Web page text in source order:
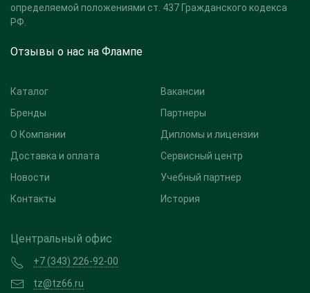
определяемой положениями ст. 437 Гражданского кодекса
РФ.
Отзывы о нас на Флампе
Каталог
Бренды
О Компании
Доставка и оплата
Новости
Контакты
Вакансии
Партнеры
Дипломы и лицензии
Сервисный центр
Учебный партнер
История
Центральный офис
+7 (343) 226-92-00
tz@tz66.ru